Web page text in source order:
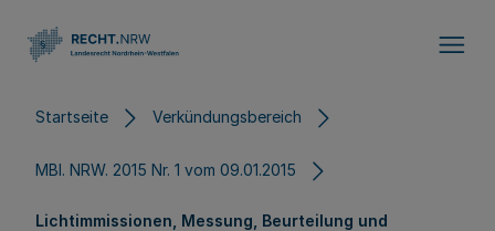
Startseite Verkündungsbereich
MBl. NRW. 2015 Nr. 1 vom 09.01.2015
Lichtimmissionen, Messung, Beurteilung und